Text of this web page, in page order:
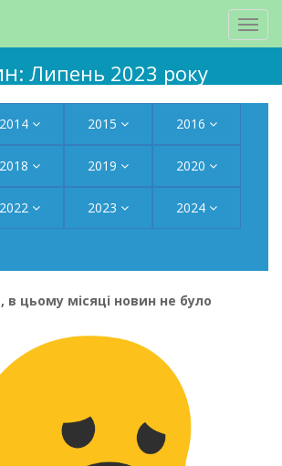
: Липень 2023 року
2014 2015 2016
2018 2019 2020
2022 2023 2024
в цьому місяці новин не було